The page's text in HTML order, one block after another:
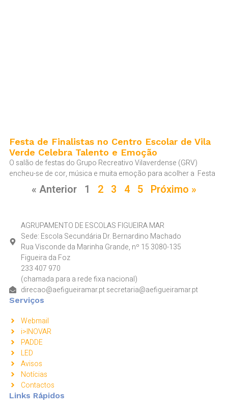
Festa de Finalistas no Centro Escolar de Vila
Verde Celebra Talento e Emoção
O salão de festas do Grupo Recreativo Vilaverdense (GRV)
encheu-se de cor, música e muita emoção para acolher a Festa
« Anterior 1 2 3 4 5 Próximo »
AGRUPAMENTO DE ESCOLAS FIGUEIRA MAR
Sede: Escola Secundária Dr. Bernardino Machado
Rua Visconde da Marinha Grande, nº 15 3080-135
Figueira da Foz
233 407 970
(chamada para a rede fixa nacional)
direcao@aefigueiramar.pt secretaria@aefigueiramar.pt
Serviços
Webmail
i>INOVAR
PADDE
LED
Avisos
Notícias
Contactos
Links Rápidos